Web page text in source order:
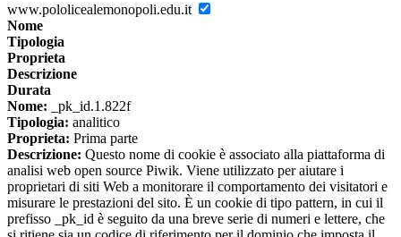
www.pololicealemonopoli.edu.it
Nome
Tipologia
Proprieta
Descrizione
Durata
Nome: _pk_id.1.822f
Tipologia: analitico
Proprieta: Prima parte
Descrizione: Questo nome di cookie è associato alla piattaforma di
analisi web open source Piwik. Viene utilizzato per aiutare i
proprietari di siti Web a monitorare il comportamento dei visitatori e
misurare le prestazioni del sito. È un cookie di tipo pattern, in cui il
prefisso _pk_id è seguito da una breve serie di numeri e lettere, che